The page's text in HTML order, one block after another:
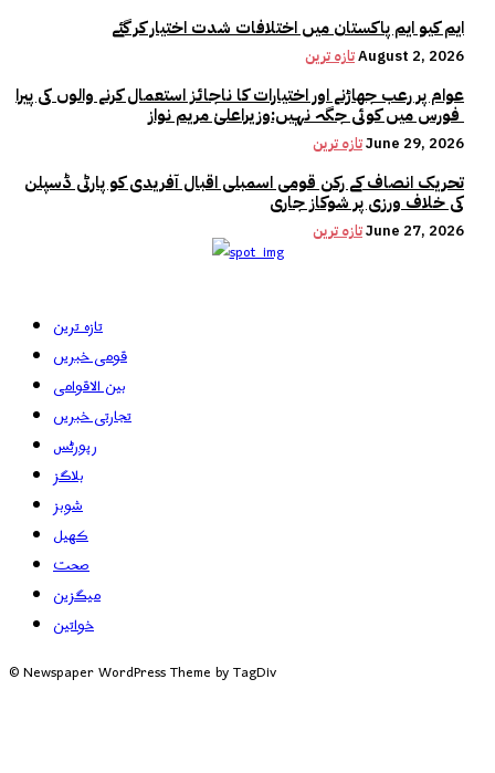
ایم کیو ایم پاکستان میں اختلافات شدت اختیار کر گئے
تازہ ترینAugust 2, 2026
عوام پر رعب جھاڑنے اور اختیارات کا ناجائز استعمال کرنے والوں کی پیرا
تازہ ترینJune 29, 2026
تحریک انصاف کے رکن قومی اسمبلی اقبال آفریدی کو پارٹی ڈسپلن
کی خلاف ورزی پر شوکاز جاری
تازہ ترینJune 27, 2026
تازہ ترین
قومی خبریں
بین الاقوامی
تجارتی خبریں
رپورٹس
بلاگز
شوبز
کھیل
صحت
میگزین
خواتین
© Newspaper WordPress Theme by TagDiv